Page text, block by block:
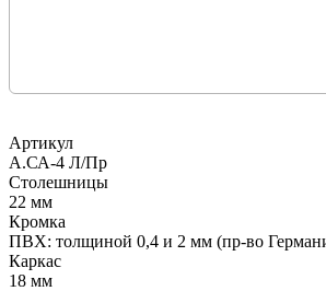
Артикул
А.СА-4 Л/Пр
Столешницы
22 мм
Кромка
ПВХ: толщиной 0,4 и 2 мм (пр-во
Каркас
18 мм